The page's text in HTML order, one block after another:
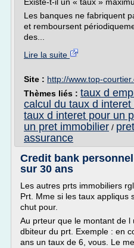
Les banques ne fabriquent
et remboursent
des...
Lire la suite
Site : http://www.top-
Thèmes liés : taux d
calcul du taux d
taux d interet pour un
un pret immobilier /
assurance
Credit bank
sur 30 ans
Les autres prts immobiliers
Prt. Mme si les taux appliqus
chut pour.
Au prteur que le montant de
dbiteur du prt. Exemple : en
ans un taux de 6, vous. Le